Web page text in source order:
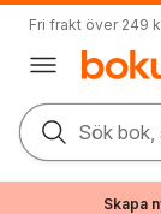
Fri frakt över 249
Sök bok,
Skapa